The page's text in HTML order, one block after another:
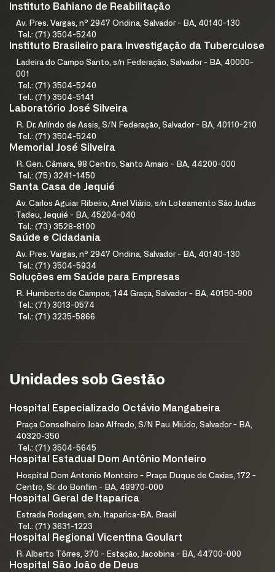
Instituto Bahiano de Reabilitação
Av. Pres. Vargas, nº 2947 Ondina, Salvador - BA, 40140-130
Tel.: (71) 3504-5240
Instituto Brasileiro para Investigação da Tuberculose
Ladeira do Campo Santo, s/n Federação, Salvador - BA, 40000-
001
Tel.: (71) 3504-5240
Tel.: (71) 3504-5141
Laboratório José Silveira
R. Dr. Arlíndo de Assis, S/N Federação, Salvador - BA, 40110-210
Tel.: (71) 3504-5240
Memorial José Silveira
R. Gen. Câmara, 98 Centro, Santo Amaro - BA, 44200-000
Tel.: (75) 3241-1450
Santa Casa de Jequié
Av. Carlos Aguiar Ribeiro, Anel Viário, s/n Loteamento São Judas
Tadeu, Jequié - BA, 45204-040
Tel.: (73) 3528-8100
Saúde e Cidadania
Av. Pres. Vargas, nº 2947 Ondina, Salvador - BA, 40140-130
Tel.: (71) 3504-5934
Soluções em Saúde para Empresas
R. Humberto de Campos, 144 Graça, Salvador - BA, 40150-900
Tel.: (71) 3013-0574
Tel.: (71) 3235-5866
Unidades sob Gestão
Hospital Especializado Octávio Mangabeira
Praça Conselheiro João Alfredo, S/N Pau Miúdo, Salvador - BA,
40320-350
Tel.: (71) 3504-5645
Hospital Estadual Dom Antônio Monteiro
Hospital Dom Antonio Monteiro - Praça Duque de Caxias, 172 -
Centro, Sr. do Bonfim - BA, 48970-000
Hospital Geral de Itaparica
Estrada Rodagem, s/n. Itaparica-BA. Brasil
Tel.: (71) 3631-1223
Hospital Regional Vicentina Goulart
R. Alberto Tôrres, 370 - Estação, Jacobina - BA, 44700-000
Hospital São João de Deus